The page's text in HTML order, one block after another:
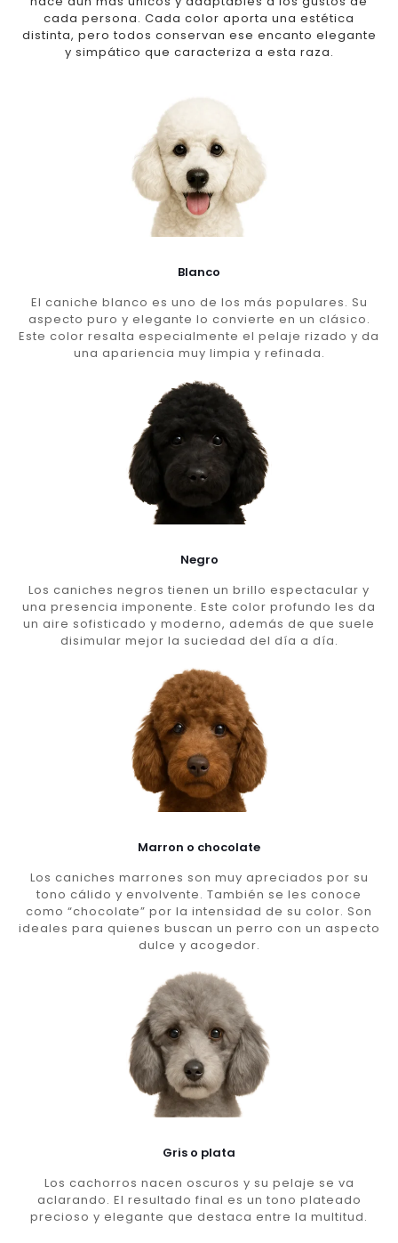
cada persona. Cada color aporta una estética
distinta, pero todos conservan ese encanto elegante
y simpático que caracteriza a esta raza.
Blanco
El caniche blanco es uno de los más populares. Su
aspecto puro y elegante lo convierte en un clásico.
Este color resalta especialmente el pelaje rizado y da
una apariencia muy limpia y refinada.
Negro
Los caniches negros tienen un brillo espectacular y
una presencia imponente. Este color profundo les da
un aire sofisticado y moderno, además de que suele
disimular mejor la suciedad del día a día.
Marron o chocolate
Los caniches marrones son muy apreciados por su
tono cálido y envolvente. También se les conoce
como “chocolate” por la intensidad de su color. Son
ideales para quienes buscan un perro con un aspecto
dulce y acogedor.
Gris o plata
Los cachorros nacen oscuros y su pelaje se va
aclarando. El resultado final es un tono plateado
precioso y elegante que destaca entre la multitud.